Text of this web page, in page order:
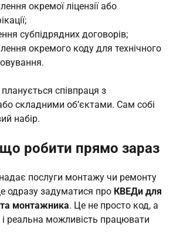
окремої ліцензії або
субпідрядних договорів;
окремого коду для технічного
співпраця з
складними об’єктами. Сам собі
набір.
робити прямо зараз
послуги монтажу чи ремонту
одразу задуматися про КВЕДи для
монтажника. Це не просто код, а
і реальна можливість працювати